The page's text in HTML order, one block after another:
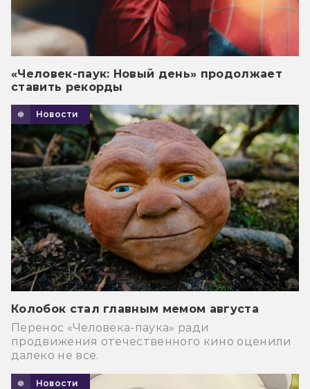
«Человек-паук: Новый день» продолжает
ставить рекорды
Новости
Колобок стал главным мемом августа
Перенос «Человека-паука» ради
продвижения отечественного кино оценили
далеко не все.
Новости